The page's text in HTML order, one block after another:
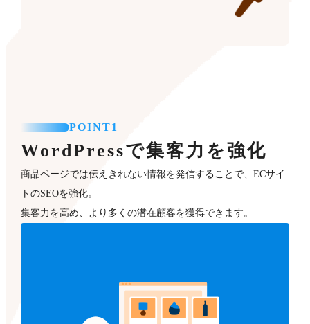
POINT1
WordPressで集客力を強化
商品ページでは伝えきれない情報を発信することで、ECサイ
トのSEOを強化。
集客力を高め、より多くの潜在顧客を獲得できます。